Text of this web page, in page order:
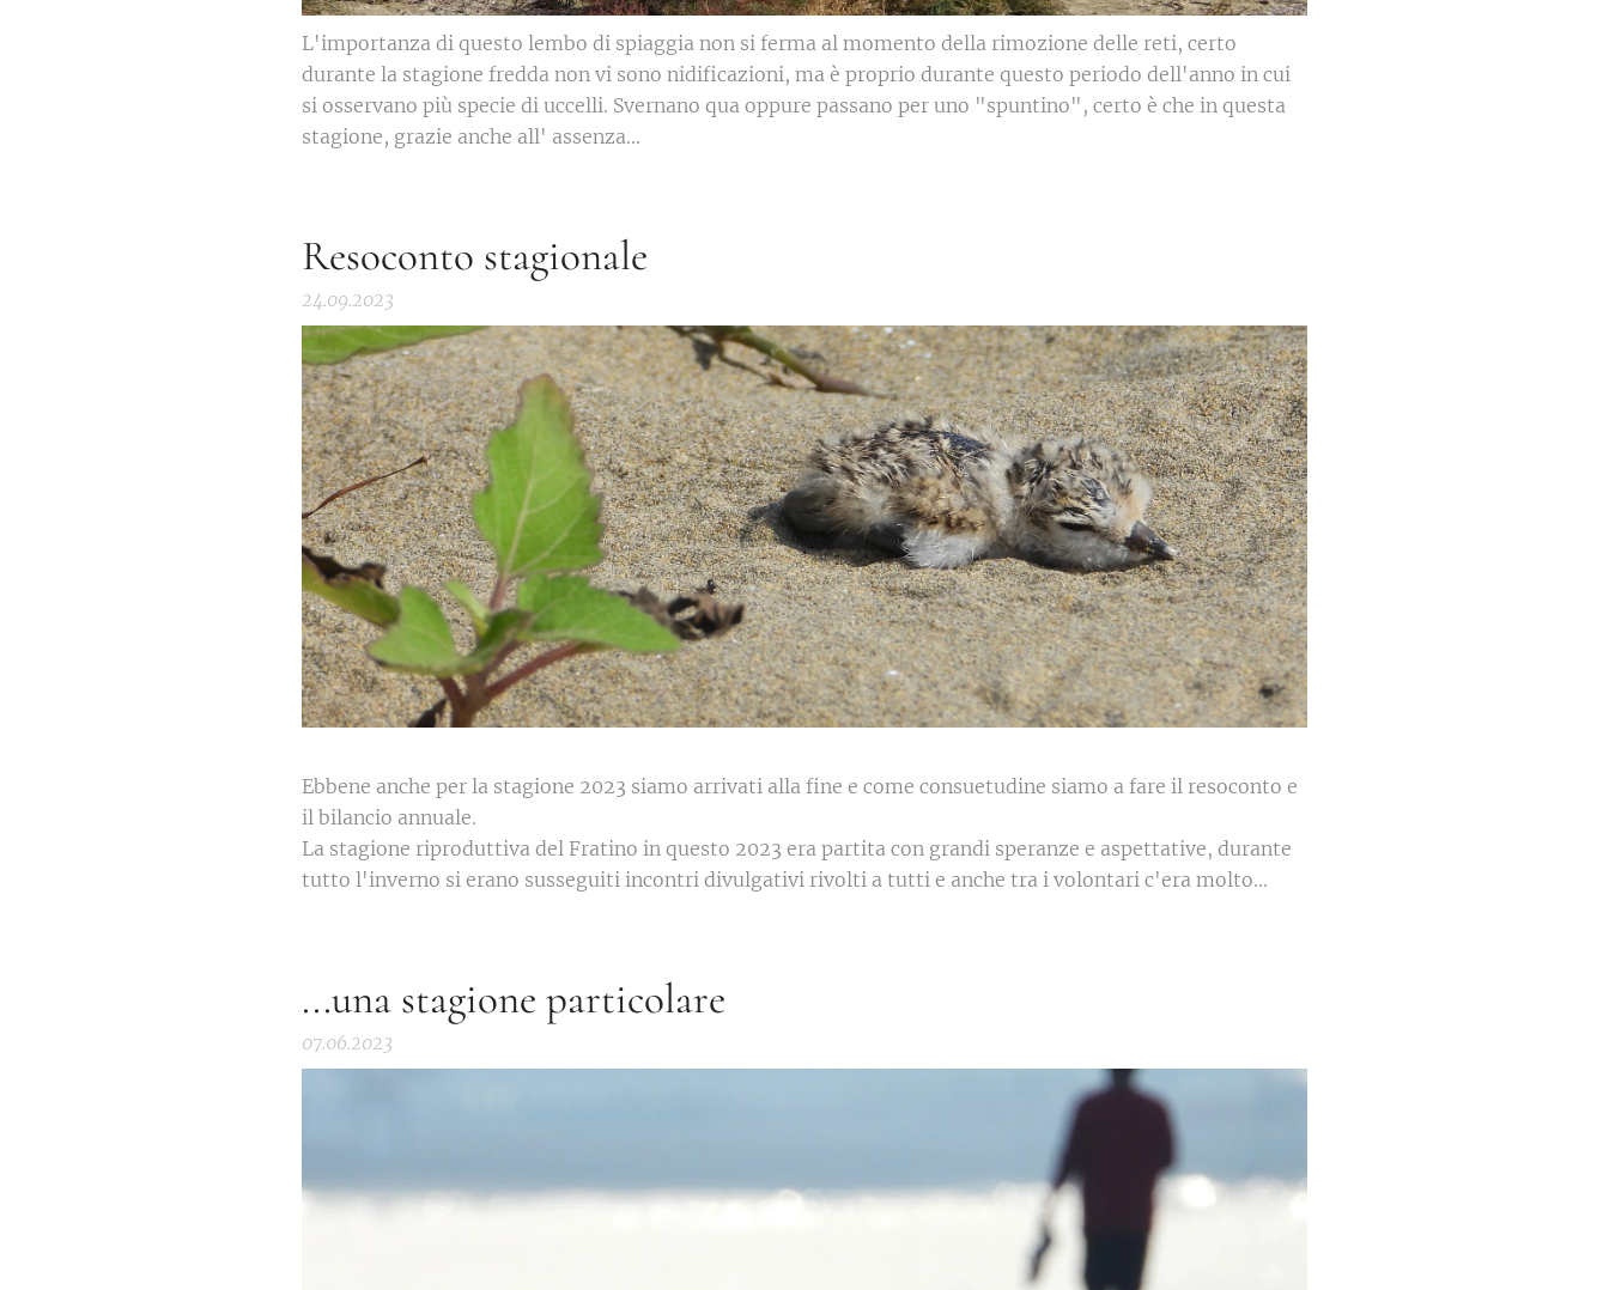
L'importanza di questo lembo di spiaggia non si ferma al momento della rimozione delle reti, certo
durante la stagione fredda non vi sono nidificazioni, ma è proprio durante questo periodo dell'anno in cui
si osservano più specie di uccelli. Svernano qua oppure passano per uno "spuntino", certo è che in questa
stagione, grazie anche all' assenza...
Resoconto stagionale
24.09.2023
Ebbene anche per la stagione 2023 siamo arrivati alla fine e come consuetudine siamo a fare il resoconto e
il bilancio annuale.
La stagione riproduttiva del Fratino in questo 2023 era partita con grandi speranze e aspettative, durante
tutto l'inverno si erano susseguiti incontri divulgativi rivolti a tutti e anche tra i volontari c'era molto...
...una stagione particolare
07.06.2023